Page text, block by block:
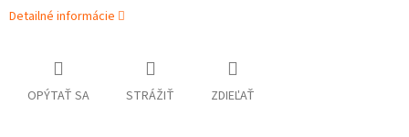
Detailné informácie
OPÝTAŤ SA STRÁŽIŤ ZDIEĽAŤ